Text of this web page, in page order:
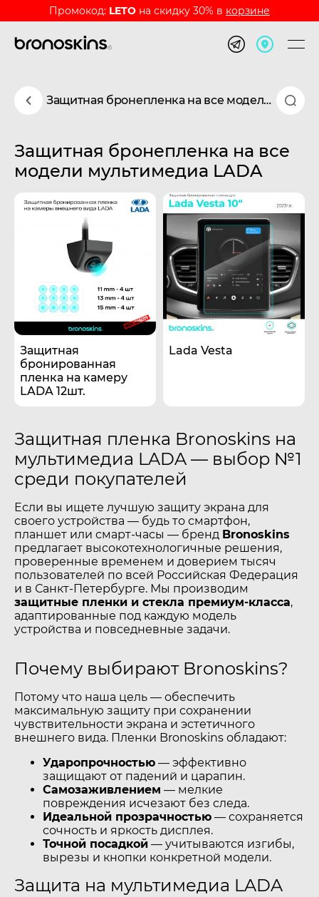
Промокод: LETO на скидку 30% в корзине
Защитная бронепленка на все модели мультимедиа LADA
Защитная бронепленка на все
модели мультимедиа LADA
Защитная
бронированная
пленка на камеру
LADA 12шт.
Lada Vesta
Защитная пленка Bronoskins на
мультимедиа LADA — выбор №1
среди покупателей
Если вы ищете лучшую защиту экрана для
своего устройства — будь то смартфон,
планшет или смарт-часы — бренд Bronoskins
предлагает высокотехнологичные решения,
проверенные временем и доверием тысяч
пользователей по всей Российская Федерация
и в Санкт-Петербурге. Мы производим
защитные пленки и стекла премиум-класса,
адаптированные под каждую модель
устройства и повседневные задачи.
Почему выбирают Bronoskins?
Потому что наша цель — обеспечить
максимальную защиту при сохранении
чувствительности экрана и эстетичного
внешнего вида. Пленки Bronoskins обладают:
Ударопрочностью — эффективно
защищают от падений и царапин.
Самозаживлением — мелкие
повреждения исчезают без следа.
Идеальной прозрачностью — сохраняется
сочность и яркость дисплея.
Точной посадкой — учитываются изгибы,
вырезы и кнопки конкретной модели.
Защита на мультимедиа LADA